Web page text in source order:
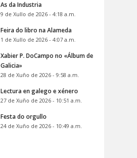
As da Industria
9 de Xullo de 2026 - 4:18 a.m.
Feira do libro na Alameda
1 de Xullo de 2026 - 4:07 a.m.
Xabier P. DoCampo no «Álbum de
Galicia»
28 de Xuño de 2026 - 9:58 a.m.
Lectura en galego e xénero
27 de Xuño de 2026 - 10:51 a.m.
Festa do orgullo
24 de Xuño de 2026 - 10:49 a.m.